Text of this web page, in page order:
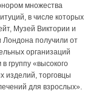
множества
в числе которых
Музей Виктории и
Лондона получили от
организаций
группу «высокого
изделий, торговцы
для взрослых».